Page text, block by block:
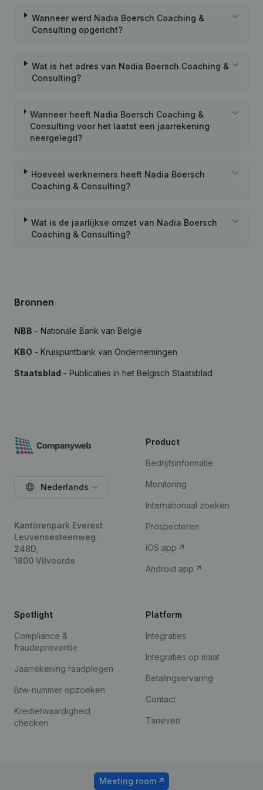
Wanneer werd Nadia Boersch Coaching &
Consulting opgericht?
Wat is het adres van Nadia Boersch Coaching &
Consulting?
Wanneer heeft Nadia Boersch Coaching &
Consulting voor het laatst een jaarrekening
neergelegd?
Hoeveel werknemers heeft Nadia Boersch
Coaching & Consulting?
Wat is de jaarlijkse omzet van Nadia Boersch
Coaching & Consulting?
Bronnen
NBB - Nationale Bank van België
KBO - Kruispuntbank van Ondernemingen
Staatsblad - Publicaties in het Belgisch Staatsblad
Nederlands
Kantorenpark Everest
Leuvensesteenweg
248D,
1800 Vilvoorde
Product
Bedrijfsinformatie
Monitoring
Internationaal zoeken
Prospecteren
iOS app
Android app
Spotlight
Compliance &
fraudepreventie
Jaarrekening raadplegen
Btw-nummer opzoeken
Kredietwaardigheid
checken
Platform
Integraties
Integraties op maat
Betalingservaring
Contact
Tarieven
Meeting room